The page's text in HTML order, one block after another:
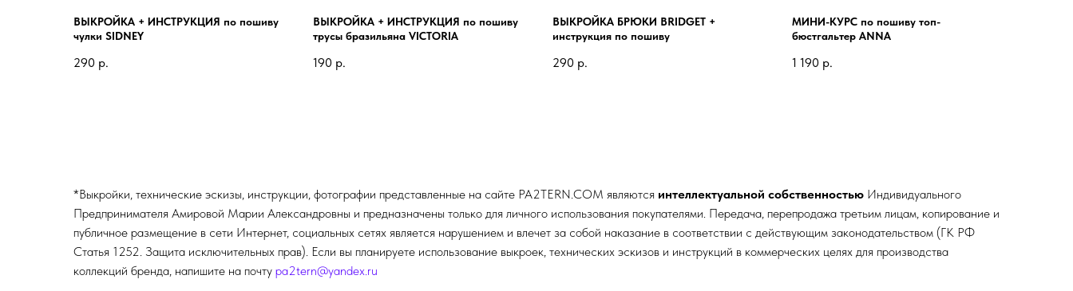
ВЫКРОЙКА + ИНСТРУКЦИЯ по пошиву
чулки SIDNEY
290 р.
ВЫКРОЙКА + ИНСТРУКЦИЯ по пошиву
трусы бразильяна VICTORIA
190 р.
ВЫКРОЙКА БРЮКИ BRIDGET +
инструкция по пошиву
290 р.
МИНИ-КУРС по пошиву топ-
бюстгальтер ANNA
1 190 р.
*Выкройки, технические эскизы, инструкции, фотографии представленные на сайте PA2TERN.COM являются интеллектуальной собственностью Индивидуального
Предпринимателя Амировой Марии Александровны и предназначены только для личного использования покупателями. Передача, перепродажа третьим лицам, копирование и
публичное размещение в сети Интернет, социальных сетях является нарушением и влечет за собой наказание в соответствии с действующим законодательством (ГК РФ
Статья 1252. Защита исключительных прав). Если вы планируете использование выкроек, технических эскизов и инструкций в коммерческих целях для производства
коллекций бренда, напишите на почту pa2tern@yandex.ru